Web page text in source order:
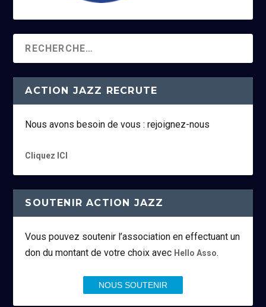
ACTION JAZZ RECRUTE
Nous avons besoin de vous : rejoignez-nous
Cliquez ICI
SOUTENIR ACTION JAZZ
Vous pouvez soutenir l’association en effectuant un
don du montant de votre choix avec Hello Asso.
NOUS SOUTENIR